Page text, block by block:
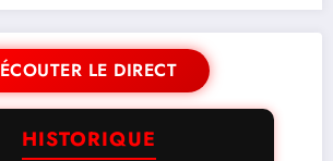
ÉCOUTER LE DIRECT
HISTORIQUE